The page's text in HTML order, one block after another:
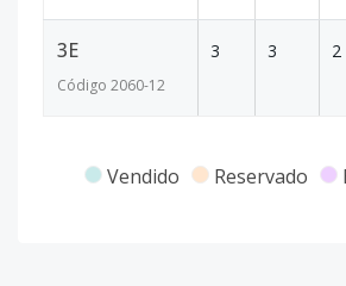
3E
Código 2060-12
3 3 2
Vendido Reservado